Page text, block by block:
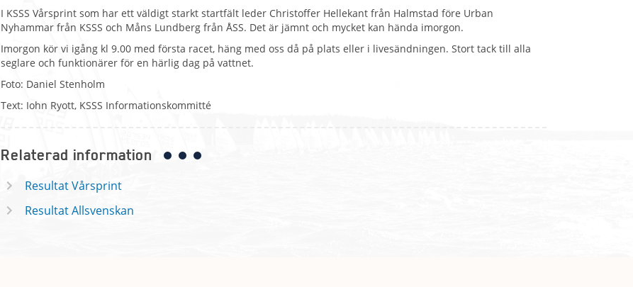
I KSSS Vårsprint som har ett väldigt starkt startfält leder Christoffer Hellekant från Halmstad före Urban
Nyhammar från KSSS och Måns Lundberg från ÅSS. Det är jämnt och mycket kan hända imorgon.
Imorgon kör vi igång kl 9.00 med första racet, häng med oss då på plats eller i livesändningen. Stort tack till alla
seglare och funktionärer för en härlig dag på vattnet.
Foto: Daniel Stenholm
Text: Iohn Ryott, KSSS Informationskommitté
Relaterad information
Resultat Vårsprint
Resultat Allsvenskan